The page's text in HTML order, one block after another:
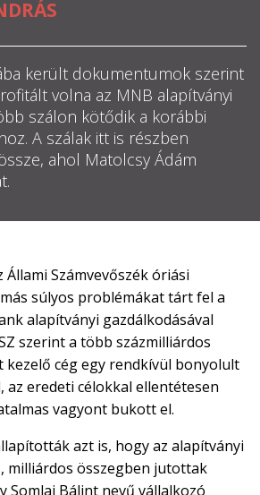
került dokumentumok szerint
volna az MNB alapítványi
szálon kötődik a korábbi
A szálak itt is részben
ahol Matolcsy Ádám
Állami Számvevőszék óriási
súlyos problémákat tárt fel a
alapítványi gazdálkodásával
szerint a több százmilliárdos
kezelő cég egy rendkívül bonyolult
az eredeti célokkal ellentétesen
vagyont bukott el.
azt is, hogy az alapítványi
milliárdos összegben jutottak
Somlai Bálint nevű vállalkozó